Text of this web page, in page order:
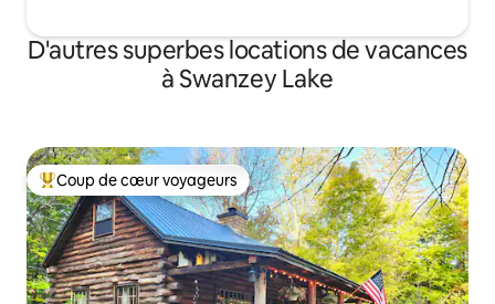
D'autres superbes locations de vacances
à Swanzey Lake
Coup de cœur voyageurs parmi les plus aimés
Coup de cœur voyageurs